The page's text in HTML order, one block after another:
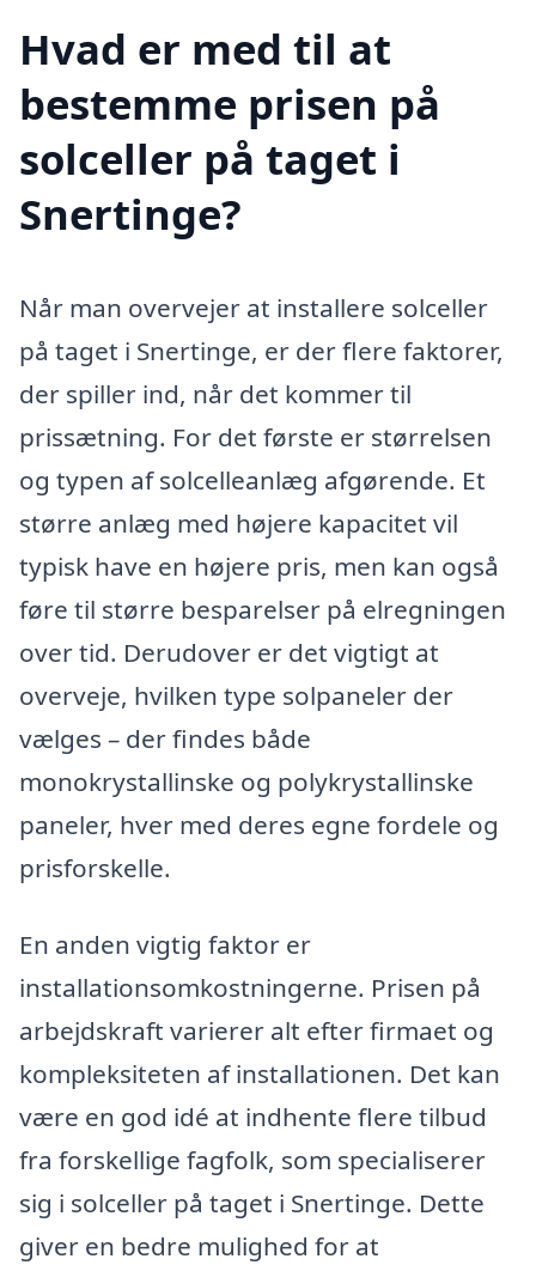
Hvad er med til at
bestemme prisen på
solceller på taget i
Snertinge?
Når man overvejer at installere solceller
på taget i Snertinge, er der flere faktorer,
der spiller ind, når det kommer til
prissætning. For det første er størrelsen
og typen af solcelleanlæg afgørende. Et
større anlæg med højere kapacitet vil
typisk have en højere pris, men kan også
føre til større besparelser på elregningen
over tid. Derudover er det vigtigt at
overveje, hvilken type solpaneler der
vælges – der findes både
monokrystallinske og polykrystallinske
paneler, hver med deres egne fordele og
prisforskelle.
En anden vigtig faktor er
installationsomkostningerne. Prisen på
arbejdskraft varierer alt efter firmaet og
kompleksiteten af installationen. Det kan
være en god idé at indhente flere tilbud
fra forskellige fagfolk, som specialiserer
sig i solceller på taget i Snertinge. Dette
giver en bedre mulighed for at